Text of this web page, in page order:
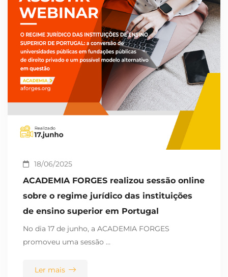
18/06/2025
ACADEMIA FORGES realizou sessão online
sobre o regime jurídico das instituições
de ensino superior em Portugal
No dia 17 de junho, a ACADEMIA FORGES
promoveu uma sessão …
Ler mais